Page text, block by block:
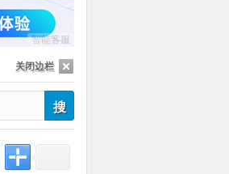
智能客服
关闭边栏